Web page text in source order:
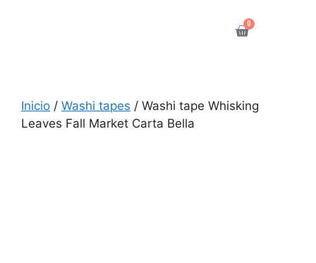
0
Inicio / Washi tapes / Washi tape Whisking
Leaves Fall Market Carta Bella